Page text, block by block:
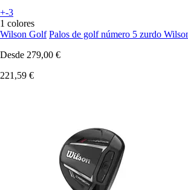
+-3
1 colores
Wilson Golf Palos de golf número 5 zurdo
Desde 279,00 €
221,59 €